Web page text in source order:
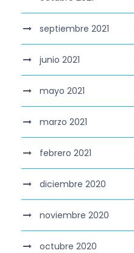
septiembre 2021
junio 2021
mayo 2021
marzo 2021
febrero 2021
diciembre 2020
noviembre 2020
octubre 2020